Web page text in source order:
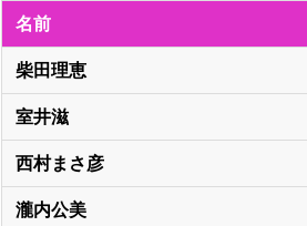
名前
柴田理恵
室井滋
西村まさ彦
瀧内公美